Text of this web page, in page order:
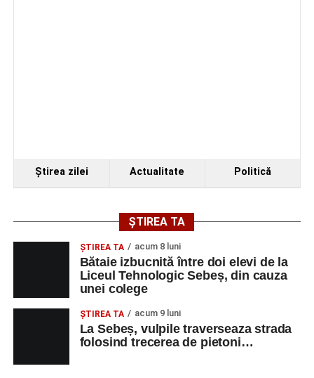
Ştirea zilei Actualitate Politică
ȘTIREA TA
ŞTIREA TA acum 8 luni
Bătaie izbucnită între doi elevi de la
Liceul Tehnologic Sebeș, din cauza
unei colege
ŞTIREA TA acum 9 luni
La Sebeș, vulpile traverseaza strada
folosind trecerea de pietoni…